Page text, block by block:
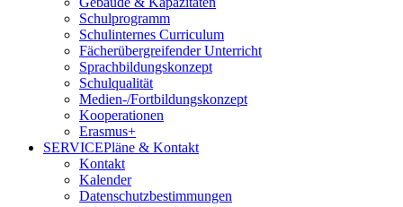
Schulprogramm
Schulinternes Curriculum
Fächerübergreifender Unterricht
Sprachbildungskonzept
Schulqualität
Medien-/Fortbildungskonzept
Kooperationen
Erasmus+
SERVICEPläne & Kontakt
Kontakt
Kalender
Datenschutzbestimmungen